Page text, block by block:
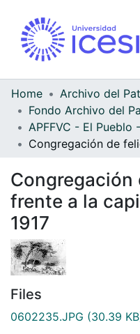
Home
Congregación
frente a la
1917
Files
0602235.JPG (30.39